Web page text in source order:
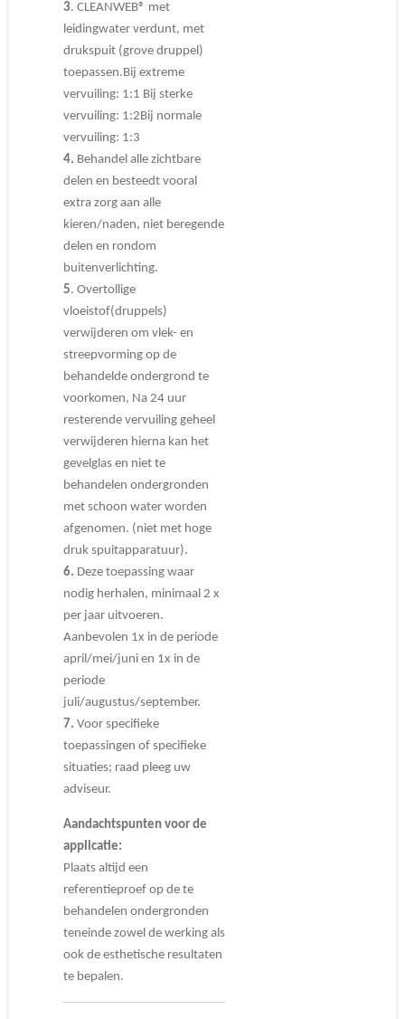
3. CLEANWEB® met
leidingwater verdunt, met
drukspuit (grove druppel)
toepassen.Bij extreme
vervuiling: 1:1 Bij sterke
vervuiling: 1:2Bij normale
vervuiling: 1:3
4. Behandel alle zichtbare
delen en besteedt vooral
extra zorg aan alle
kieren/naden, niet beregende
delen en rondom
buitenverlichting.
5. Overtollige
vloeistof(druppels)
verwijderen om vlek- en
streepvorming op de
behandelde ondergrond te
voorkomen, Na 24 uur
resterende vervuiling geheel
verwijderen hierna kan het
gevelglas en niet te
behandelen ondergronden
met schoon water worden
afgenomen. (niet met hoge
druk spuitapparatuur).
6. Deze toepassing waar
nodig herhalen, minimaal 2 x
per jaar uitvoeren.
Aanbevolen 1x in de periode
april/mei/juni en 1x in de
periode
juli/augustus/september.
7. Voor specifieke
toepassingen of specifieke
situaties; raad pleeg uw
adviseur.
Aandachtspunten voor de
applicatie:
Plaats altijd een
referentieproef op de te
behandelen ondergronden
teneinde zowel de werking als
ook de esthetische resultaten
te bepalen.